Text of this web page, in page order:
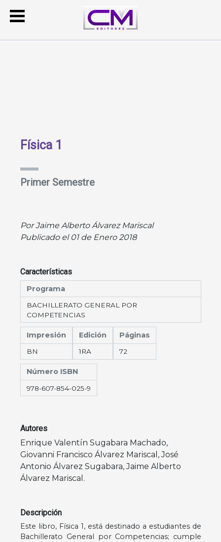
Física 1
Primer Semestre
Por Jaime Alberto Álvarez Mariscal
Publicado el 01 de Enero 2018
Características
Programa
BACHILLERATO GENERAL POR
COMPETENCIAS
Impresión
BN
Edición
1RA
Páginas
72
Número ISBN
978-607-854-025-9
Autores
Enrique Valentín Sugabara Machado,
Giovanni Francisco Álvarez Mariscal ,José
Antonio Álvarez Sugabara,Jaime Alberto
Álvarez Mariscal .
Descripción
Este libro, Física 1, está destinado a estudiantes de
Bachillerato General por Competencias; cumple